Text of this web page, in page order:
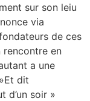
sur son leiu
via
de ces
rencontre en
a une
dit
d’un soir »